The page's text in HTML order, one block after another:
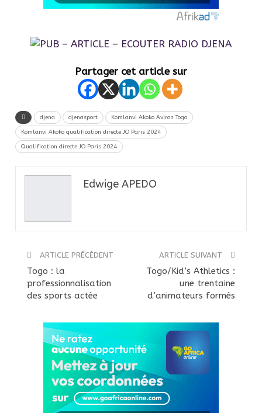
Partager cet article sur
djena djenasport Komlanvi Akoko Aviron Togo
Komlanvi Akoko qualification directe JO Paris 2024
Qualification directe JO Paris 2024
Edwige APEDO
ARTICLE PRÉCÉDENT
Togo : la
professionnalisation
des sports actée
ARTICLE SUIVANT
Togo/Kid’s Athletics :
une trentaine
d’animateurs formés